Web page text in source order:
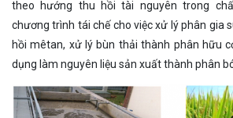
theo hướng thu hồi tài nguyên trong
chương trình tái chế cho việc xử lý phân gia
hồi mêtan, xử lý bùn thải thành phân hữu
dụng làm nguyên liệu sản xuất thành phân